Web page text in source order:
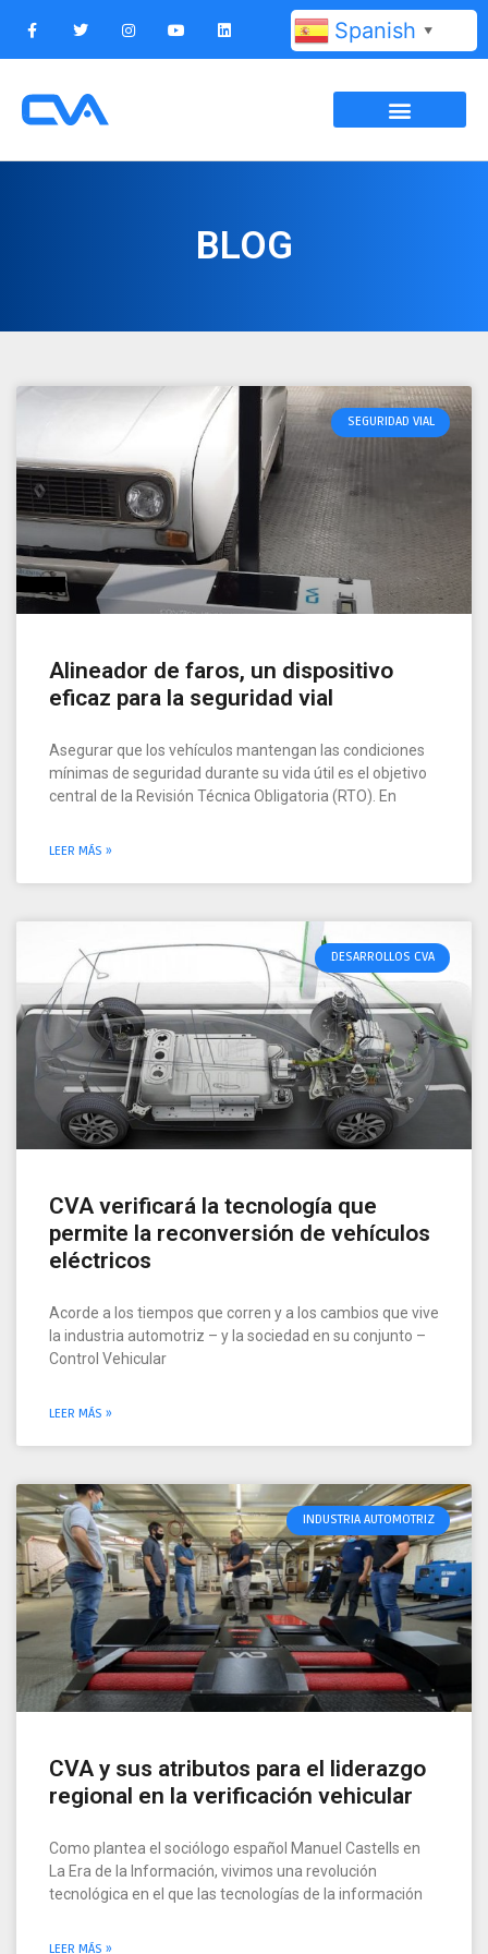
Spanish ▼
BLOG
SEGURIDAD VIAL
Alineador de faros, un dispositivo
eficaz para la seguridad vial
Asegurar que los vehículos mantengan las condiciones
mínimas de seguridad durante su vida útil es el objetivo
central de la Revisión Técnica Obligatoria (RTO). En
LEER MÁS »
DESARROLLOS CVA
CVA verificará la tecnología que
permite la reconversión de vehículos
eléctricos
Acorde a los tiempos que corren y a los cambios que vive
la industria automotriz – y la sociedad en su conjunto –
Control Vehicular
LEER MÁS »
INDUSTRIA AUTOMOTRIZ
CVA y sus atributos para el liderazgo
regional en la verificación vehicular
Como plantea el sociólogo español Manuel Castells en
La Era de la Información, vivimos una revolución
tecnológica en el que las tecnologías de la información
LEER MÁS »